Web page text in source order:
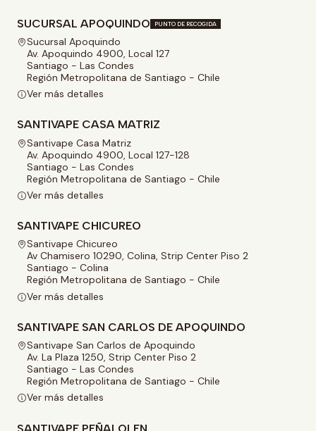
SUCURSAL APOQUINDO PUNTO DE RECOGIDA
Sucursal Apoquindo
Av. Apoquindo 4900, Local 127
Santiago - Las Condes
Región Metropolitana de Santiago - Chile
Ver más detalles
SANTIVAPE CASA MATRIZ
Santivape Casa Matriz
Av. Apoquindo 4900, Local 127-128
Santiago - Las Condes
Región Metropolitana de Santiago - Chile
Ver más detalles
SANTIVAPE CHICUREO
Santivape Chicureo
Av Chamisero 10290, Colina, Strip Center Piso 2
Santiago - Colina
Región Metropolitana de Santiago - Chile
Ver más detalles
SANTIVAPE SAN CARLOS DE APOQUINDO
Santivape San Carlos de Apoquindo
Av. La Plaza 1250, Strip Center Piso 2
Santiago - Las Condes
Región Metropolitana de Santiago - Chile
Ver más detalles
SANTIVAPE PEÑALOLEN